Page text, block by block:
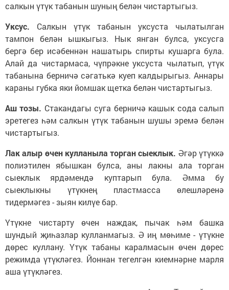
салкын үтүк табанын шуның белән чистартыгыз.
Уксус. Салкын үтүк табанын уксуста чылатылган
тампон белән ышкыгыз. Нык янган булса, уксусга
бергә бер исәбеннән нашатырь спирты кушарга була.
Алай да чистармаса, чүпрәкне уксуста чылатып, үтүк
табанына берничә сәгатькә куеп калдырыгыз. Аннары
караны губка яки йомшак щетка белән чистартыгыз.
Аш тозы. Стакандагы суга берничә кашык сода салып
эретегез һәм салкын үтүк табанын шушы эремә белән
чистартыгыз.
Лак алыр өчен кулланыла торган сыеклык. Әгәр үтүккә
полиэтилен ябышкан булса, аны лакны ала торган
сыеклык ярдәмендә куптарып була. Әмма бу
сыеклыкны үтүкнең пластмасса өлешләренә
тидермәгез - зыян килүе бар.
Үтүкне чистарту өчен наждак, пычак һәм башка
шундый җиһазлар кулланмагыз. Ә иң мөһиме - үтүкне
дөрес куллану. Үтүк табаны каралмасын өчен дөрес
режимда үтүкләгез. Йоннан тегелгән киемнәрне марля
аша үтүкләгез.